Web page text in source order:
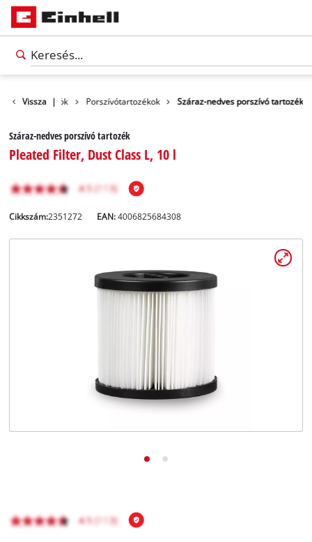
Vissza |
Tisztító eszközök Porszívótartozékok Száraz-nedves porszívó tartozék
Száraz-nedves porszívó tartozék
Pleated Filter, Dust Class L, 10 l
Cikkszám:2351272 EAN:4006825684308